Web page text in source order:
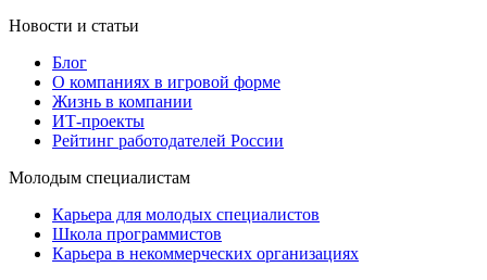
Новости и статьи
Блог
О компаниях в игровой форме
Жизнь в компании
ИТ-проекты
Рейтинг работодателей России
Молодым специалистам
Карьера для молодых специалистов
Школа программистов
Карьера в некоммерческих организациях